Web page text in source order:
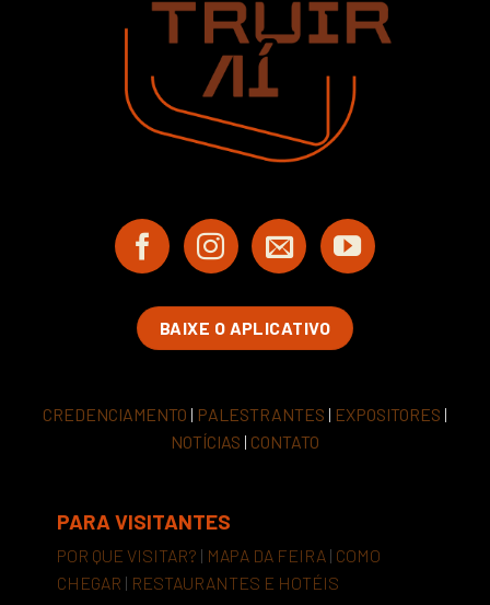
BAIXE O APLICATIVO
CREDENCIAMENTO | PALESTRANTES | EXPOSITORES |
NOTÍCIAS | CONTATO
PARA VISITANTES
POR QUE VISITAR? | MAPA DA FEIRA | COMO
CHEGAR | RESTAURANTES E HOTÉIS